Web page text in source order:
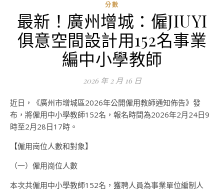
分數
最新！廣州增城：僱JIUYI
俱意空間設計用152名事業
編中小學教師
2026 年 2 月 16 日
近日，《廣州市增城區2026年公開僱用教師通知佈告》發
布，將僱用中小學教師152名，報名時間為2026年2月24日9
時至2月28日17時。
【僱用崗位人數和對象】
（一）僱用崗位人數
本次共僱用中小學教師152名，獲聘人員為事業單位編制人